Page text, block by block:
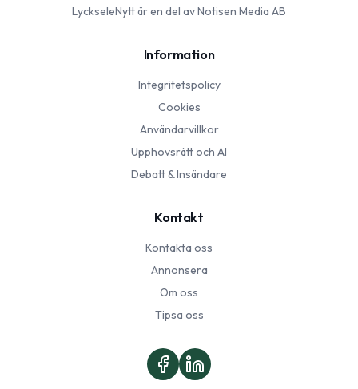
LyckseleNyttär en del av Notisen Media AB
Information
Integritetspolicy
Cookies
Användarvillkor
Upphovsrätt och AI
Debatt & Insändare
Kontakt
Kontakta oss
Annonsera
Om oss
Tipsa oss